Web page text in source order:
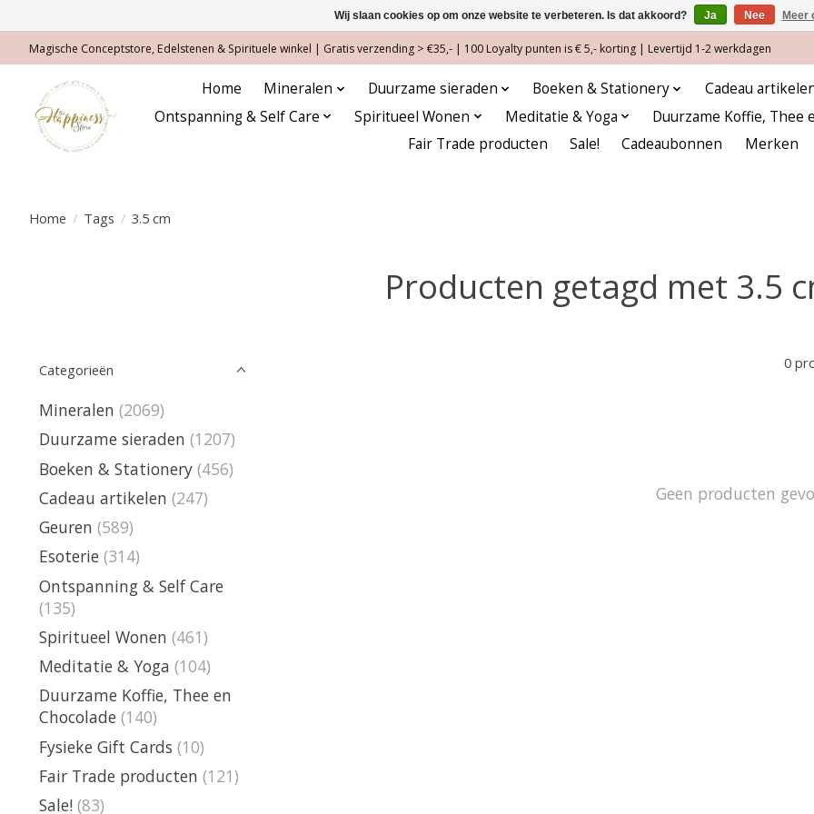
Magische Conceptstore, Edelstenen & Spirituele winkel | Gratis verzending > €35,- | 100 Loyalty punten is € 5,- korting | Levertijd 1-2 werkdagen
Home Mineralen Duurzame sieraden Boeken & Stationery Cadeau
Ontspanning & Self Care
Spiritueel Wonen Meditatie & Yoga Duurzame Koffie, Thee
Fair Trade producten
Sale! Cadeaubonnen Merken
Home / Tags / 3.5 cm
Producten getagd met 3.5
Categorieën
Mineralen (2069)
Duurzame sieraden (1207)
Boeken & Stationery (456)
Cadeau artikelen (247)
Geuren (589)
Esoterie (314)
Ontspanning & Self Care
(135)
Spiritueel Wonen (461)
Meditatie & Yoga (104)
Duurzame Koffie, Thee en
Chocolade (140)
Fysieke Gift Cards (10)
Fair Trade producten (121)
Sale! (83)
0
Geen producten
Wij slaan cookies op om onze website te verbeteren. Is dat akkoord? Ja Nee Meer